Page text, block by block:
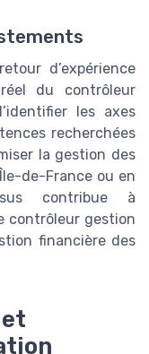
d’expérience
réel du contrôleur
les axes
recherchées
la gestion des
de-France ou en
contribue à
contrôleur gestion
financière des